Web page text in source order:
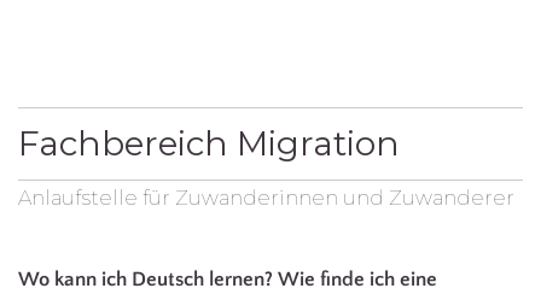
Fachbereich Migration
Anlaufstelle für Zuwanderinnen und Zuwanderer
Wo kann ich Deutsch lernen? Wie finde ich eine